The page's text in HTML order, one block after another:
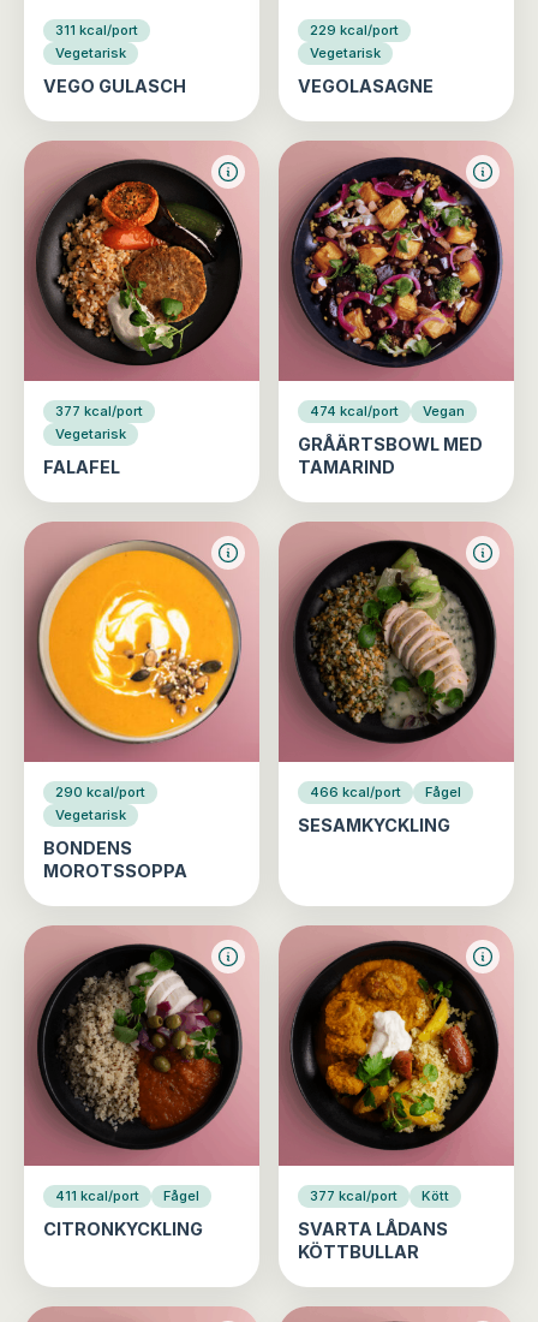
311 kcal/port
Vegetarisk
VEGO GULASCH
229 kcal/port
Vegetarisk
VEGOLASAGNE
377 kcal/port
Vegetarisk
FALAFEL
474 kcal/port Vegan
GRÅÄRTSBOWL MED
TAMARIND
290 kcal/port
Vegetarisk
BONDENS
MOROTSSOPPA
466 kcal/port Fågel
SESAMKYCKLING
411 kcal/port Fågel
CITRONKYCKLING
377 kcal/port Kött
SVARTA LÅDANS
KÖTTBULLAR